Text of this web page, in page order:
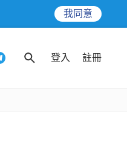
我同意
登入 註冊